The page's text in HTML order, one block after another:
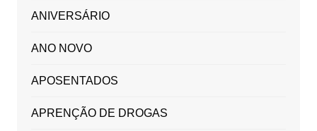
ANIVERSÁRIO
ANO NOVO
APOSENTADOS
APRENÇÃO DE DROGAS